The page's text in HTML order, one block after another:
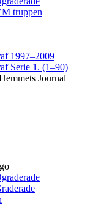
truppen
1997–2009
Serie 1. (1–90)
Journal